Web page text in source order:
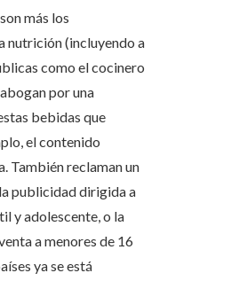
más los
nutrición (incluyendo a
como el cocinero
por una
bebidas que
el contenido
También reclaman un
publicidad dirigida a
y adolescente, o la
a menores de 16
ya se está